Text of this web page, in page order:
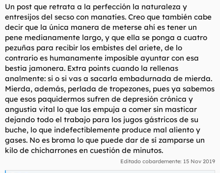
Esos chochos que chorrean como un una catarata.... Que
cuando sacas los dedos despues de hacerle un dedo de un
minuto los tienes de arrugados como si hubieses estado diez
horas en el el agua. Esos pliegues de las tetas que no han visto
la luz en años y si los mueves huelen como cuando limpias una
cuadra. por no hablar de la logística. Una gorda es un mueble y
mover eso no esta al alcance de cualquiera. No amigo, no
debes de avergonzarte. eres un valiente
Un post que retrata a la perfección la naturaleza y
entresijos del secso con manatíes. Creo que también cabe
decir que la única manera de meterse ahí es tener un
pene medianamente largo, y que ella se ponga a cuatro
pezuñas para recibir los embistes del ariete, de lo
contrario es humanamente imposible ayuntar con esa
bestia jamonera. Extra points cuando la rellenas
analmente: si o si vas a sacarla embadurnada de mierda.
Mierda, además, perlada de tropezones, pues ya sabemos
que esos paquidermos sufren de depresión crónica y
angustia vital lo que las empuja a comer sin masticar
dejando todo el trabajo para los jugos gástricos de su
buche, lo que indefectiblemente produce mal aliento y
gases. No es broma lo que puede dar de sí zamparse un
kilo de chicharrones en cuestión de minutos.
Editado cobardemente: 15 Nov 2019